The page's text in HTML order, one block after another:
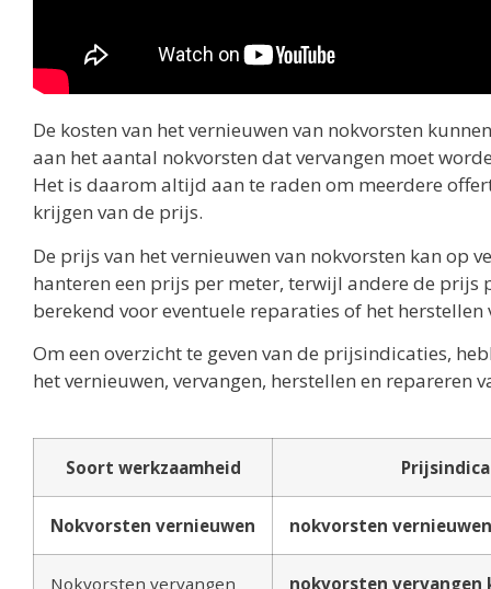
De kosten van het vernieuwen van nokvorsten
aan het aantal nokvorsten dat vervangen moet
Het is daarom altijd aan te raden om meerdere
krijgen van de prijs.
De prijs van het vernieuwen van nokvorsten kan op
hanteren een prijs per meter, terwijl andere de prijs
berekend voor eventuele reparaties of het
Om een overzicht te geven van de prijsindicaties,
het vernieuwen, vervangen, herstellen en repareren
Soort werkzaamheid
Nokvorsten vernieuwen nokvorsten
Nokvorsten vervangen nokvorsten vervangen